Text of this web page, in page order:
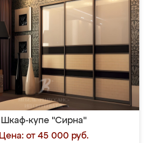
Шкаф-купе "Сирна"
Цена: от 45 000 руб.